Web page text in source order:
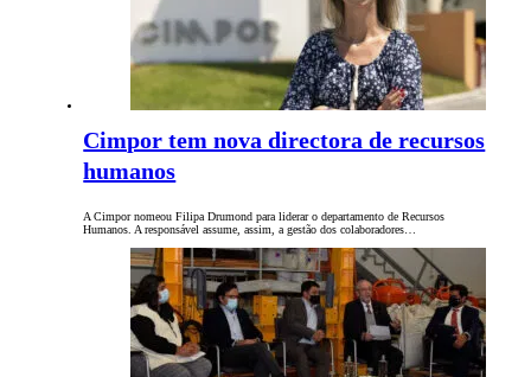
Cimpor tem nova directora de recursos
humanos
A Cimpor nomeou Filipa Drumond para liderar o departamento de Recursos
Humanos. A responsável assume, assim, a gestão dos colaboradores…